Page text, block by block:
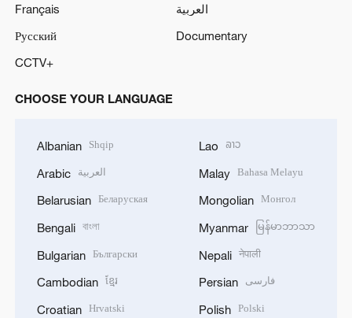
Français
العربية
Русский
Documentary
CCTV+
CHOOSE YOUR LANGUAGE
Albanian Shqip
Arabic العربية
Belarusian Беларуская
Bengali বাংলা
Bulgarian Български
Cambodian ខ្មែរ
Croatian Hrvatski
Lao ລາວ
Malay Bahasa Melayu
Mongolian Монгол
Myanmar မြန်မာဘာသာ
Nepali नेपाली
Persian فارسی
Polish Polski